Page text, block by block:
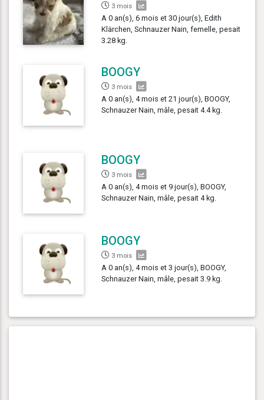
3 mois
A 0 an(s), 6 mois et 30 jour(s), Edith
Klärchen, Schnauzer Nain, femelle, pesait
3.28 kg.
BOOGY
3 mois
A 0 an(s), 4 mois et 21 jour(s), BOOGY,
Schnauzer Nain, mâle, pesait 4.4 kg.
BOOGY
3 mois
A 0 an(s), 4 mois et 9 jour(s), BOOGY,
Schnauzer Nain, mâle, pesait 4 kg.
BOOGY
3 mois
A 0 an(s), 4 mois et 3 jour(s), BOOGY,
Schnauzer Nain, mâle, pesait 3.9 kg.